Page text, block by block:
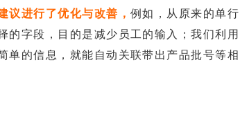
议进行了优化与改善，例如，从原来的单行
的字段，目的是减少员工的输入；我们利用
单的信息，就能自动关联带出产品批号等相